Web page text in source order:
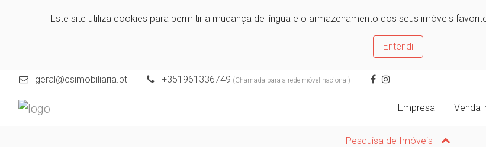
Este site utiliza cookies para permitir a mudança de língua e o armazenamento dos seus imóveis
Entendi
geral@csimobiliaria.pt +351961336749 (Chamada para a rede móvel nacional)
Empresa Venda
Pesquisa de Imóveis